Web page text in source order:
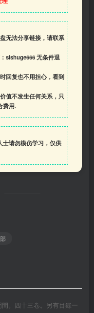
无法分享链接，请联系
sishuge666 无条件退
回复也不用担心，看到
值不发生任何关系，只
费用.
士请勿模仿学习，仅供
。四十三卷。另有目錄一